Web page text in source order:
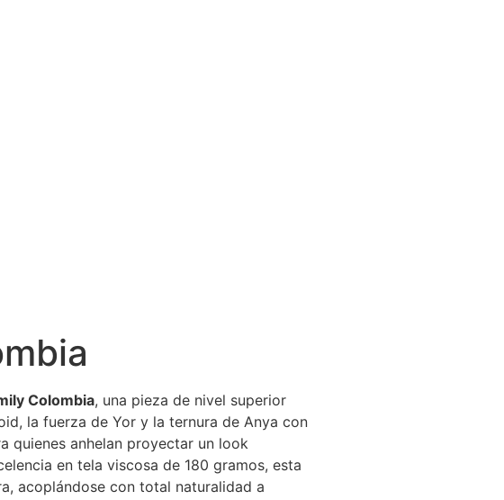
Colombia, una pieza de nivel superior
la fuerza de Yor y la ternura de Anya con
quienes anhelan proyectar un look
en tela viscosa de 180 gramos, esta
acoplándose con total naturalidad a